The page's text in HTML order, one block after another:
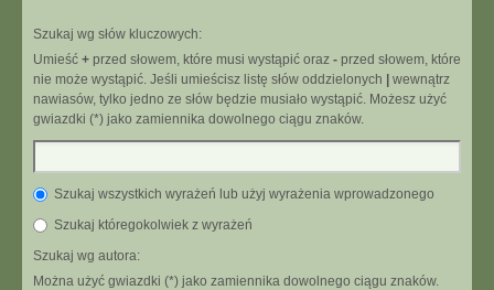
Szukaj wg słów kluczowych:
Umieść + przed słowem, które musi wystąpić oraz - przed słowem, które
nie może wystąpić. Jeśli umieścisz listę słów oddzielonych
wewnątrz
nawiasów, tylko jedno ze słów będzie musiało wystąpić. Możesz użyć
gwiazdki (*) jako zamiennika dowolnego ciągu znaków.
Szukaj wszystkich wyrażeń lub użyj wyrażenia wprowadzonego
Szukaj któregokolwiek z wyrażeń
Szukaj wg autora:
Można użyć gwiazdki (*) jako zamiennika dowolnego ciągu znaków.